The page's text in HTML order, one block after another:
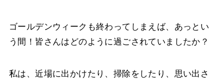
ゴールデンウィークも終わってしまえば、あっとい
う間！ 皆さんはどのように過ごされていましたか？
私は、近場に出かけたり、掃除をしたり、思い出さ